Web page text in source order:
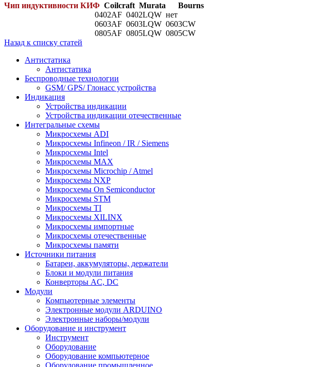
Чип индуктивности КИФ Coilcraft Murata Bourns
0402AF 0402LQW нет
0603AF 0603LQW 0603CW
0805AF 0805LQW 0805CW
Назад к списку статей
Антистатика
Антистатика
Беспроводные технологии
GSM/ GPS/ Глонасс устройства
Индикация
Устройства индикации
Устройства индикации отечественные
Интегральные схемы
Микросхемы ADI
Микросхемы Infineon / IR / Siemens
Микросхемы Intel
Микросхемы MAX
Микросхемы Microchip / Atmel
Микросхемы NXP
Микросхемы On Semiconductor
Микросхемы STM
Микросхемы TI
Микросхемы XILINX
Микросхемы импортные
Микросхемы отечественные
Микросхемы памяти
Источники питания
Батареи, аккумуляторы, держатели
Блоки и модули питания
Конверторы AC, DC
Модули
Компьютерные элементы
Электронные модули ARDUINO
Электронные наборы/модули
Оборудование и инструмент
Инструмент
Оборудование
Оборудование компьютерное
Оборудование промышленное